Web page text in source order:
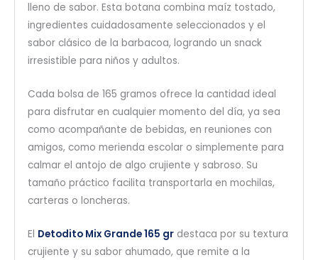
lleno de sabor. Esta botana combina maíz tostado,
ingredientes cuidadosamente seleccionados y el
sabor clásico de la barbacoa, logrando un snack
irresistible para niños y adultos.
Cada bolsa de 165 gramos ofrece la cantidad ideal
para disfrutar en cualquier momento del día, ya sea
como acompañante de bebidas, en reuniones con
amigos, como merienda escolar o simplemente para
calmar el antojo de algo crujiente y sabroso. Su
tamaño práctico facilita transportarla en mochilas,
carteras o loncheras.
El Detodito Mix Grande 165 grdestaca por su textura
crujiente y su sabor ahumado, que remite a la